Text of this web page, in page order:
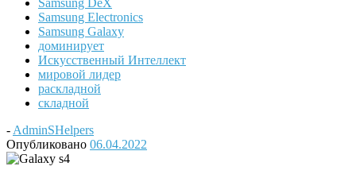
Samsung DeX
Samsung Electronics
Samsung Galaxy
доминирует
Искусственный Интеллект
мировой лидер
раскладной
складной
- AdminSHelpers
Опубликовано 06.04.2022